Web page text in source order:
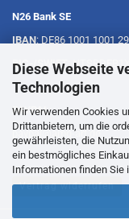
Diese Webseite
Technologien
Wir verwenden Cookies
Drittanbietern, um die
gewährleisten, die
ein bestmögliches
Informationen finden Sie
N26 Bank SE
IBAN: DE86 1001 1001
BIC-/SWIFT:
PAYPAL:
paypal@amg-art.de
Vertrag widerrufen